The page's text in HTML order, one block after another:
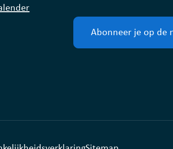
Abonneer je op de